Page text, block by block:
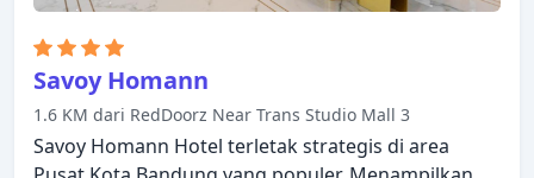
Savoy Homann
1.6 KM dari RedDoorz Near Trans Studio Mall 3
Savoy Homann Hotel terletak strategis di area